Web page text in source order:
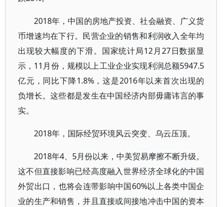
2018年，中国的房地产投资、社会融资、广义货
币增速均在下行。民营企业的销售和利润收入全年均
出现较大幅度的下滑。国家统计局12月27日数据显
示，11月份，规模以上工业企业实现利润总额5947.5
亿元，同比下降1.8%，这是2016年以来首次出现的
负增长。这些都是发生在中国经济内部毋庸讳言的事
实。
2018年，国际经贸环境风云突变、乌云压顶。
2018年4、5月份以来，中美贸易摩擦不断升级。
这不但直接影响已经高度融入世界经济全球化的中国
外贸出口，也将会连带影响中国60%以上各类中国企
业的生产和销售，并且直接或间接地冲击中国的资本